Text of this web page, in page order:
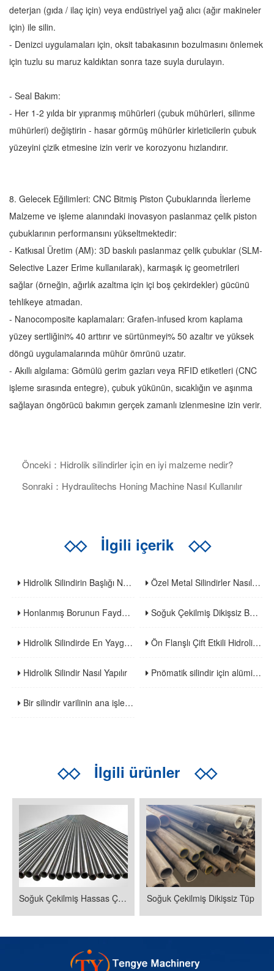
deterjan (gıda / ilaç için) veya endüstriyel yağ alıcı (ağır makineler
için) ile silin.
- Denizci uygulamaları için, oksit tabakasının bozulmasını önlemek
için tuzlu su maruz kaldıktan sonra taze suyla durulayın.
- Seal Bakım:
- Her 1-2 yılda bir yıpranmış mühürleri (çubuk mühürleri, silinme
mühürleri) değiştirin - hasar görmüş mühürler kirleticilerin çubuk
yüzeyini çizik etmesine izin verir ve korozyonu hızlandırır.
8. Gelecek Eğilimleri: CNC Bitmiş Piston Çubuklarında İlerleme
Malzeme ve işleme alanındaki inovasyon paslanmaz çelik piston
çubuklarının performansını yükseltmektedir:
- Katkısal Üretim (AM): 3D baskılı paslanmaz çelik çubuklar (SLM-
Selective Lazer Erime kullanılarak), karmaşık iç geometrileri
sağlar (örneğin, ağırlık azaltma için içi boş çekirdekler) gücünü
tehlikeye atmadan.
- Nanocomposite kaplamaları: Grafen-infused krom kaplama
yüzey sertliğini% 40 arttırır ve sürtünmeyi% 50 azaltır ve yüksek
döngü uygulamalarında mühür ömrünü uzatır.
- Akıllı algılama: Gömülü gerim gazları veya RFID etiketleri (CNC
işleme sırasında entegre), çubuk yükünün, sıcaklığın ve aşınma
sağlayan öngörücü bakımın gerçek zamanlı izlenmesine izin verir.
Önceki：Hidrolik silindirler için en iyi malzeme nedir?
Sonraki：Hydraulitechs Honing Machine Nasıl Kullanılır
◇◇İlgili içerik ◇◇
Hidrolik Silindirin Başlığı Nedir? Özel Metal Silindirler Nasıl Yapılır?
Honlanmış Borunun Faydalarını Anlamak Soğuk Çekilmiş Dikişsiz Boru Nedir
Hidrolik Silindirde En Yaygın Hata Nedir Ön Flanşlı Çift Etkili Hidrolik Silindir
Hidrolik Silindir Nasıl Yapılır Pnömatik silindir için alüminyum alaşım silindir tüpü
Bir silindir varilinin ana işlevi nedir
◇◇İlgili ürünler ◇◇
Soğuk Çekilmiş Hassas Çelik Boru Soğuk Çekilmiş Dikişsiz Tüp